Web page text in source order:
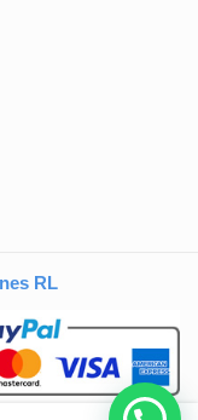
RL